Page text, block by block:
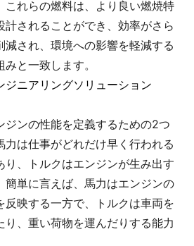
これらの燃料は、より良い燃焼特
計されることができ、効率がさら
減され、環境への影響を軽減する
と一致します。
ジニアリングソリューション
ジンの性能を定義するための2つ
力は仕事がどれだけ早く行われる
り、トルクはエンジンが生み出す
簡単に言えば、馬力はエンジンの
反映する一方で、トルクは車両を
り、重い荷物を運んだりする能力